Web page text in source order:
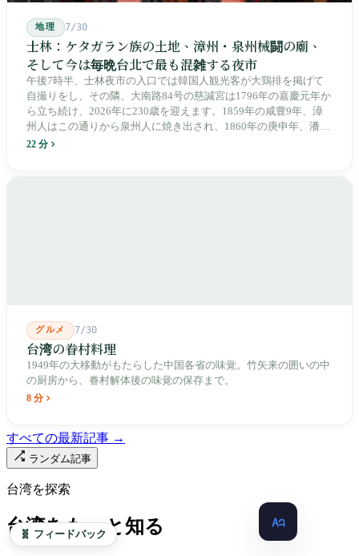
地理 7/30
士林：ケタガラン族の土地、漳州・泉州械闘の廟、
そして今は毎晩台北で最も混雑する夜市
午後7時半、士林夜市の入口では韓国人観光客が大鶏排を掲げて
自撮りをし、その隣、大南路84号の慈諴宮は1796年の嘉慶元年か
ら立ち続け、2026年に230歳を迎えます。1859年の咸豊9年、漳
州人はこの通りから泉州人に焼き出され、1860年の庚申年、潘永
清は下樹林に大東路・大南路・大西路・大北路という四本の整然
22 分
グルメ 7/30
台湾の眷村料理
1949年の大移動がもたらした中国各省の味覚。竹矢来の囲いの中
の厨房から、眷村解体後の味覚の保存まで。
8 分
すべての最新記事 →
ランダム記事
台湾を探索
台湾をもっと知る
🧬 フィードバック